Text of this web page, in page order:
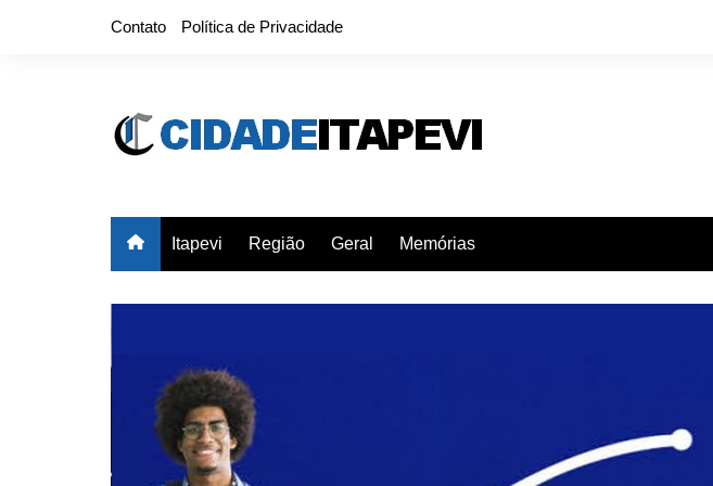
Contato Política de Privacidade
Itapevi Região Geral Memórias